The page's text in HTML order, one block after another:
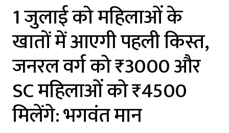
1 जुलाई को महिलाओं के
खातों में आएगी पहली किस्त,
जनरल वर्ग को ₹3000 और
SC महिलाओं को ₹4500
मिलेंगे: भगवंत मान